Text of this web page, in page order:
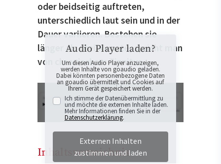
oder beidseitig auftreten,
unterschiedlich laut sein und in der
Dauer variieren. Bestehen sie
länger als drei Monate, spricht man
von chronischem Tinnitus.
Audio Player laden?
Um diesen Audio Player anzuzeigen,
werden Inhalte von goaudio geladen.
Dabei könnten personenbezogene Daten
an goaudio übermittelt und Cookies auf
Ihrem Gerät gespeichert werden.
Ich stimme der Datenübermittlung zu
und möchte die externen Inhalte laden.
Mehr Informationen finden Sie in der
Datenschutzerklärung.
Externen Inhalten
zustimmen und laden
Inhaltsverzeichnis